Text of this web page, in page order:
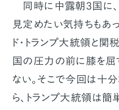
同時に中露朝3国に、
見定めたい気持ちもあ
ド・トランプ大統領と関
国の圧力の前に膝を屈
ない。そこで今回は十
ら、トランプ大統領は簡